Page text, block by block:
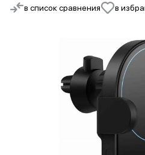
в список сравнения в